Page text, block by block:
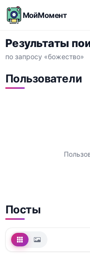
МойМомент
Результаты
по запросу «божество»
Пользователи
Посты